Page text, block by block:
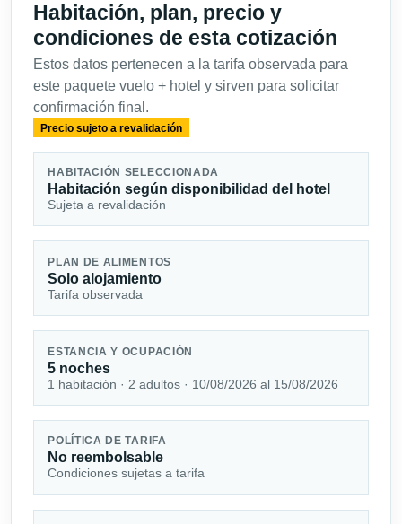
Habitación, plan, precio y
condiciones de esta cotización
Estos datos pertenecen a la tarifa observada para
este paquete vuelo + hotel y sirven para solicitar
confirmación final.
Precio sujeto a revalidación
HABITACIÓN SELECCIONADA
Habitación según disponibilidad del hotel
Sujeta a revalidación
PLAN DE ALIMENTOS
Solo alojamiento
Tarifa observada
ESTANCIA Y OCUPACIÓN
5 noches
1 habitación · 2 adultos · 10/08/2026 al 15/08/2026
POLÍTICA DE TARIFA
No reembolsable
Condiciones sujetas a tarifa